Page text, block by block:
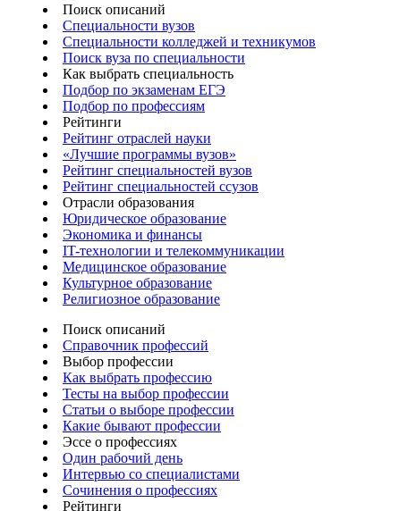
Поиск описаний
Специальности вузов
Специальности колледжей и техникумов
Поиск вуза по специальности
Как выбрать специальность
Подбор по экзаменам ЕГЭ
Подбор по профессиям
Рейтинги
Рейтинг отраслей науки
«Лучшие программы вузов»
Рейтинг специальностей вузов
Рейтинг специальностей ссузов
Отрасли образования
Юридическое образование
Экономика и финансы
IT-технологии и телекоммуникации
Медицинское образование
Культурное образование
Религиозное образование
Поиск описаний
Справочник профессий
Выбор профессии
Как выбрать профессию
Тесты на выбор профессии
Статьи о выборе профессии
Какие бывают профессии
Эссе о профессиях
Один рабочий день
Интервью со специалистами
Сочинения о профессиях
Рейтинги